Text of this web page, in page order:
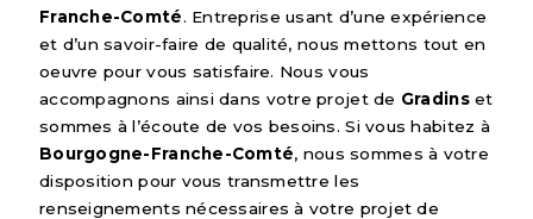
Franche-Comté. Entreprise usant d’une expérience
et d’un savoir-faire de qualité, nous mettons tout en
oeuvre pour vous satisfaire. Nous vous
accompagnons ainsi dans votre projet de Gradinset
sommes à l’écoute de vos besoins. Si vous habitez à
Bourgogne-Franche-Comté, nous sommes à votre
disposition pour vous transmettre les
renseignements nécessaires à votre projet de